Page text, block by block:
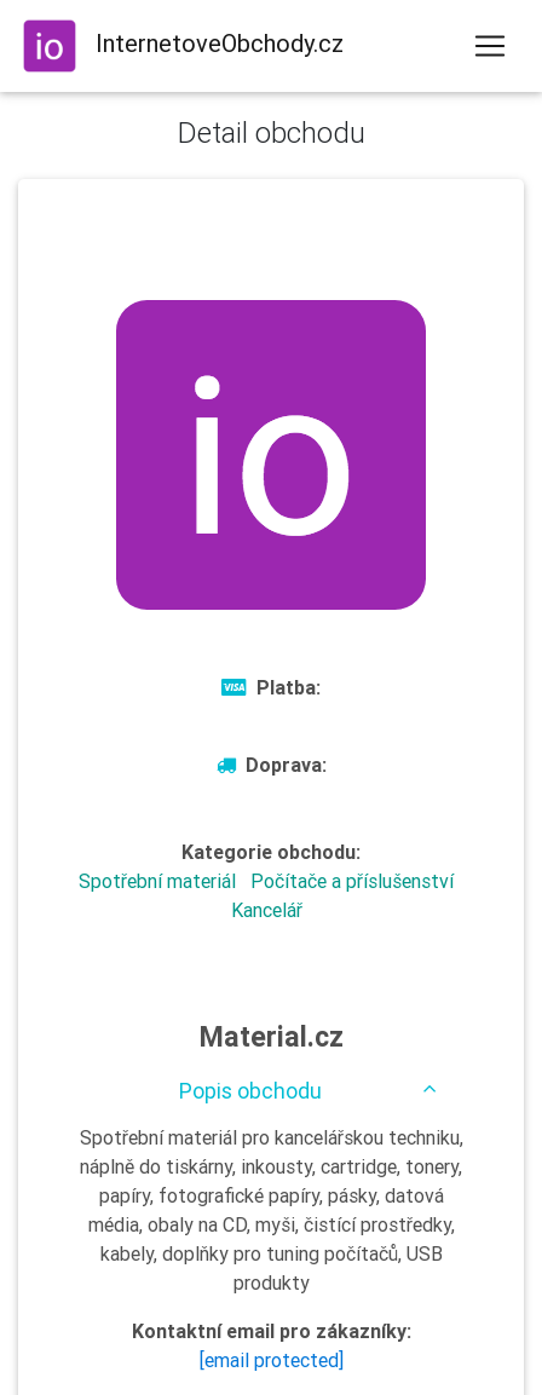
InternetoveObchody.cz
Detail obchodu
Platba:
Doprava:
Kategorie obchodu:
Spotřební materiál
Počítače a příslušenství
Kancelář
Material.cz
Popis obchodu
Spotřební materiál pro kancelářskou techniku,
náplně do tiskárny, inkousty, cartridge, tonery,
papíry, fotografické papíry, pásky, datová
média, obaly na CD, myši, čistící prostředky,
kabely, doplňky pro tuning počítačů, USB
produkty
Kontaktní email pro zákazníky:
[email protected]